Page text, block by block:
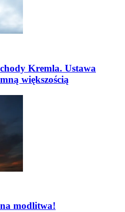
Kremla. Ustawa
większością
modlitwa!